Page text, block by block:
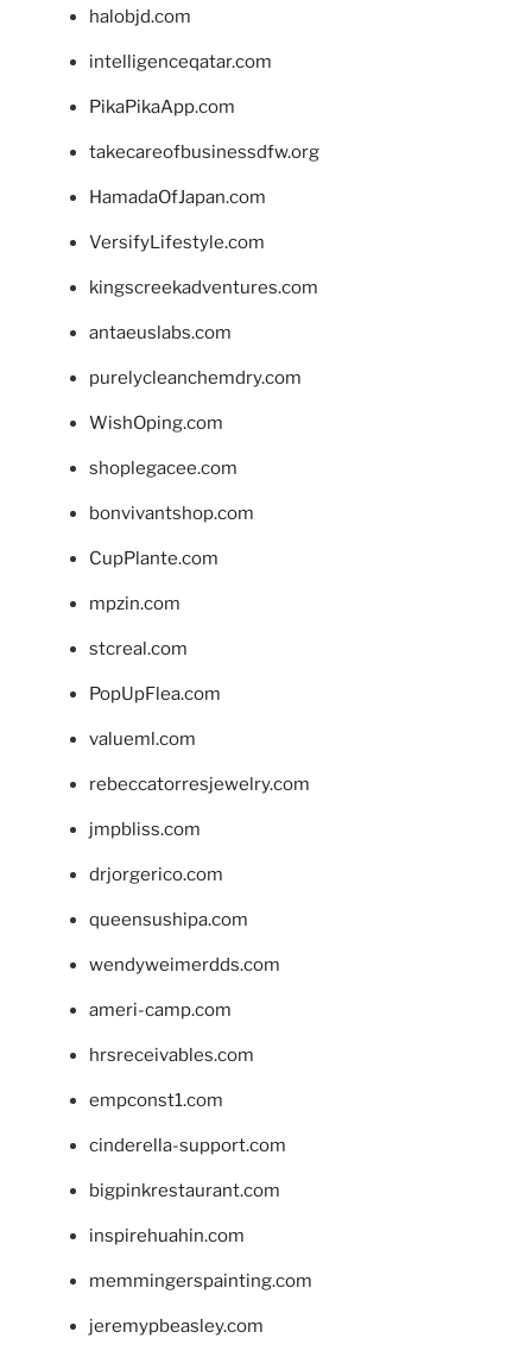
halobjd.com
intelligenceqatar.com
PikaPikaApp.com
takecareofbusinessdfw.org
HamadaOfJapan.com
VersifyLifestyle.com
kingscreekadventures.com
antaeuslabs.com
purelycleanchemdry.com
WishOping.com
shoplegacee.com
bonvivantshop.com
CupPlante.com
mpzin.com
stcreal.com
PopUpFlea.com
valueml.com
rebeccatorresjewelry.com
jmpbliss.com
drjorgerico.com
queensushipa.com
wendyweimerdds.com
ameri-camp.com
hrsreceivables.com
empconst1.com
cinderella-support.com
bigpinkrestaurant.com
inspirehuahin.com
memmingerspainting.com
jeremypbeasley.com